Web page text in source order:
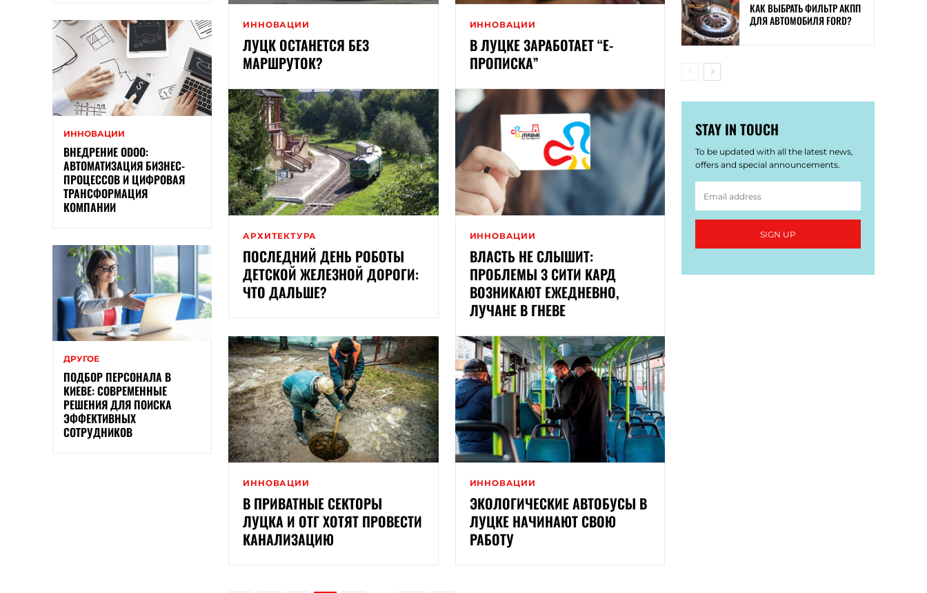
ИННОВАЦИИ
ВНЕДРЕНИЕ ODOO:
АВТОМАТИЗАЦИЯ БИЗНЕС-
ПРОЦЕССОВ И ЦИФРОВАЯ
ТРАНСФОРМАЦИЯ
КОМПАНИИ
ДРУГОЕ
ПОДБОР ПЕРСОНАЛА В
КИЕВЕ: СОВРЕМЕННЫЕ
РЕШЕНИЯ ДЛЯ ПОИСКА
ЭФФЕКТИВНЫХ
СОТРУДНИКОВ
ИННОВАЦИИ
ЛУЦК ОСТАНЕТСЯ БЕЗ
МАРШРУТОК?
ИННОВАЦИИ
В ЛУЦКЕ ЗАРАБОТАЕТ “Е-
ПРОПИСКА”
АРХИТЕКТУРА
ПОСЛЕДНИЙ ДЕНЬ РОБОТЫ
ДЕТСКОЙ ЖЕЛЕЗНОЙ ДОРОГИ:
ЧТО ДАЛЬШЕ?
ИННОВАЦИИ
ВЛАСТЬ НЕ СЛЫШИТ:
ПРОБЛЕМЫ З СИТИ КАРД
ВОЗНИКАЮТ ЕЖЕДНЕВНО,
ЛУЧАНЕ В ГНЕВЕ
ИННОВАЦИИ
В ПРИВАТНЫЕ СЕКТОРЫ
ЛУЦКА И ОТГ ХОТЯТ ПРОВЕСТИ
КАНАЛИЗАЦИЮ
ИННОВАЦИИ
ЭКОЛОГИЧЕСКИЕ АВТОБУСЫ В
ЛУЦКЕ НАЧИНАЮТ СВОЮ
РАБОТУ
КАК ВЫБРАТЬ ФИЛЬТР АКПП
ДЛЯ АВТОМОБИЛЯ FORD?
STAY IN TOUCH
To be updated with all the latest news,
offers and special announcements.
SIGN UP